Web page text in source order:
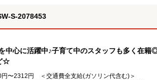
S-2078453
中心に活躍中♪子育て中のスタッフも多く在籍
☆
〜2312円 ＜交通費全支給(ガソリン代含む)＞